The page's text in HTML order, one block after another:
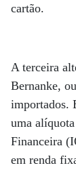
cartão.
A terceira
Bernanke,
importados.
uma
Financeira
em renda